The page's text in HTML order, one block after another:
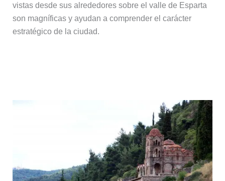
vistas desde sus alrededores sobre el valle de Esparta
son magníficas y ayudan a comprender el carácter
estratégico de la ciudad.